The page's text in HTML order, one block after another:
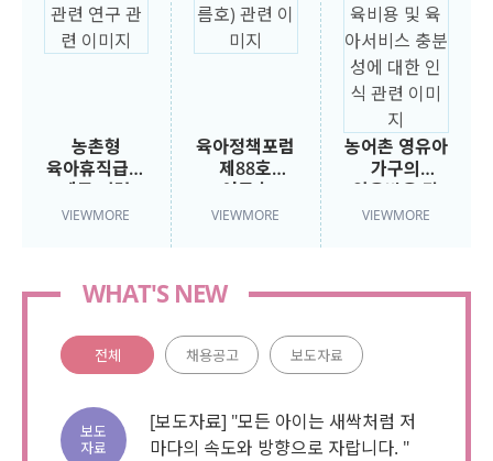
농촌형
육아휴직급여
제도 관련
연구
VIEWMORE
육아정책포럼
제88호
(여름호)
VIEWMORE
농어촌 영유아
가구의
양육비용 및
육아서비스
VIEWMORE
WHAT'S NEW
전체
보도
자료
[보도자료] "모든 아이는 새싹처럼 저
마다의 속도와 방향으로 자랍니다. "
채용공고 보도자료